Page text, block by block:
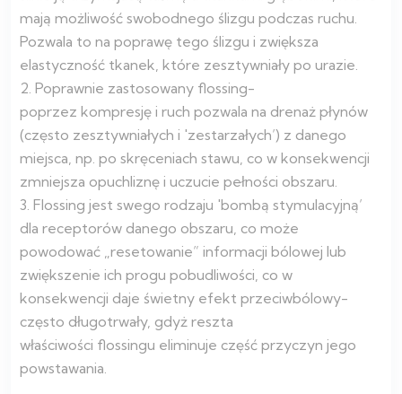
mają możliwość swobodnego ślizgu podczas ruchu.
Pozwala to na poprawę tego ślizgu i zwiększa
elastyczność tkanek, które zesztywniały po urazie.
2. Poprawnie zastosowany flossing-
poprzez kompresję i ruch pozwala na drenaż płynów
(często zesztywniałych i 'zestarzałych’) z danego
miejsca, np. po skręceniach stawu, co w konsekwencji
zmniejsza opuchliznę i uczucie pełności obszaru.
3. Flossing jest swego rodzaju 'bombą stymulacyjną’
dla receptorów danego obszaru, co może
powodować „resetowanie” informacji bólowej lub
zwiększenie ich progu pobudliwości, co w
konsekwencji daje świetny efekt przeciwbólowy-
często długotrwały, gdyż reszta
właściwości flossingu eliminuje część przyczyn jego
powstawania.